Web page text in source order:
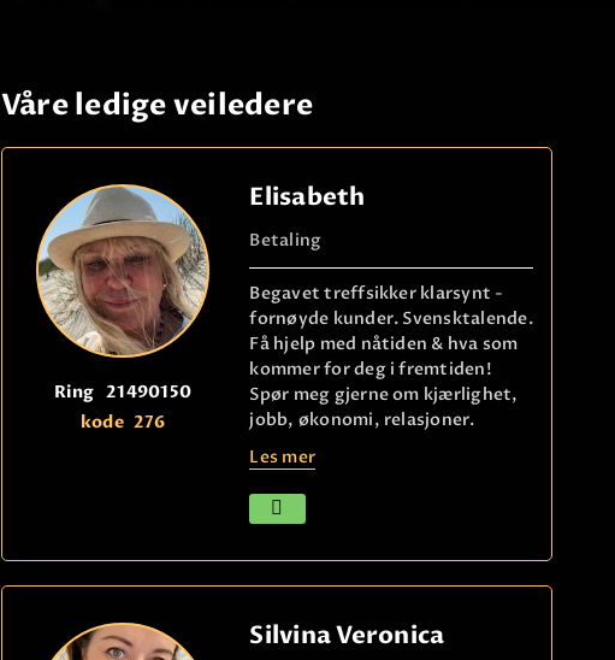
Våre ledige veiledere
Ring 21490150
kode 276
Elisabeth
Betaling
Begavet treffsikker klarsynt -
fornøyde kunder. Svensktalende.
Få hjelp med nåtiden & hva som
kommer for deg i fremtiden!
Spør meg gjerne om kjærlighet,
jobb, økonomi, relasjoner.
Les mer
Silvina Veronica